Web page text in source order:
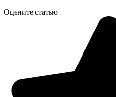
Оцените статью